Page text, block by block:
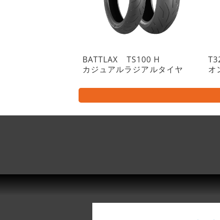
BATTLAX TS100 H
カジュアルラジアルタイヤ